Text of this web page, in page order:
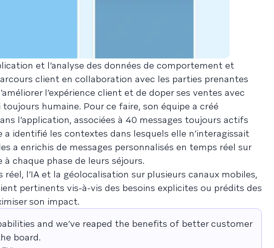
et l’analyse des données de comportement et
client en collaboration avec les parties prenantes
l’expérience client et de doper ses ventes avec
humaine. Pour ce faire, son équipe a créé
l’application, associées à 40 messages toujours actifs
identifié les contextes dans lesquels elle n’interagissait
a enrichis de messages personnalisés en temps réel sur
chaque phase de leurs séjours.
l’IA et la géolocalisation sur plusieurs canaux mobiles,
pertinents vis-à-vis des besoins explicites ou prédits des
son impact.
and we’ve reaped the benefits of better customer
board.